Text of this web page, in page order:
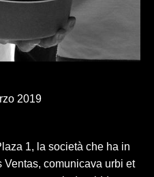
2019
1, la società che ha in
comunicava urbi et